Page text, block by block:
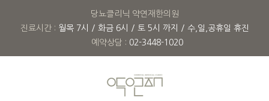
당뇨클리닉 약연재한의원
진료시간 : 월목 7시 / 화금 6시 / 토 5시 까지 / 수,일,공휴일 휴진
예약상담 : 02-3448-1020